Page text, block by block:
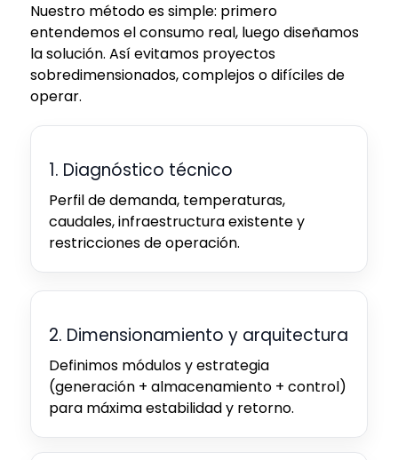
Nuestro método es simple: primero
entendemos el consumo real, luego diseñamos
la solución. Así evitamos proyectos
sobredimensionados, complejos o difíciles de
operar.
1. Diagnóstico técnico
Perfil de demanda, temperaturas,
caudales, infraestructura existente y
restricciones de operación.
2. Dimensionamiento y arquitectura
Definimos módulos y estrategia
(generación + almacenamiento + control)
para máxima estabilidad y retorno.